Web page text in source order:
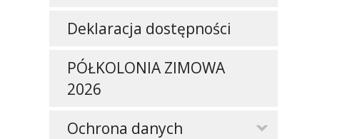
Deklaracja dostępności
PÓŁKOLONIA ZIMOWA
2026
Ochrona danych